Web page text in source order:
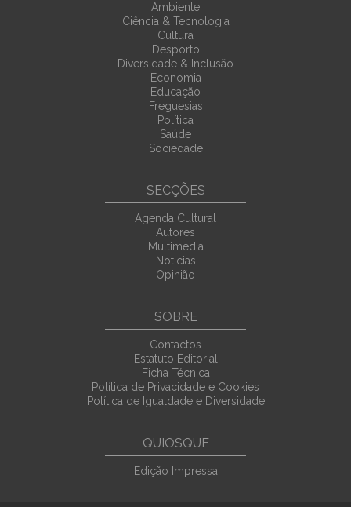
Ambiente
Ciência & Tecnologia
Cultura
Desporto
Diversidade & Inclusão
Economia
Educação
Freguesias
Política
Saúde
Sociedade
SECÇÕES
Agenda Cultural
Autores
Multimedia
Noticias
Opinião
SOBRE
Contactos
Estatuto Editorial
Ficha Técnica
Política de Privacidade e Cookies
Política de Igualdade e Diversidade
QUIOSQUE
Edição Impressa